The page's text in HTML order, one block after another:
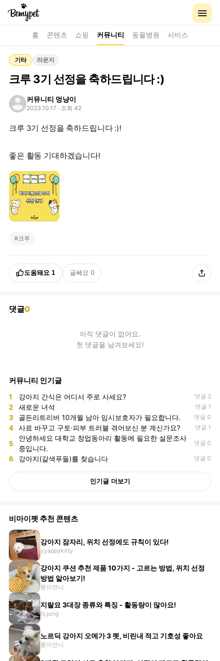
홈 콘텐츠 쇼핑 커뮤니티 동물병원 서비스
기타 라운지
크루 3기 선정을 축하드립니다 :)
커뮤니티 멍냥이
2023.10.17 · 조회 42
크루 3기 선정을 축하드립니다 :)!
좋은 활동 기대하겠습니다!
# 크루
도움돼요 1 글쎄요 0
댓글0
아직 댓글이 없어요.
첫 댓글을 남겨보세요!
커뮤니티 인기글
1 강아지 간식은 어디서 주로 사세요? 댓글 2
2 새로운 녀석 댓글 1
3 골든리트리버 10개월 남아 임시보호자가 필요합니다. 댓글 0
4 사료 바꾸고 구토·피부 트러블 겪어보신 분 계신가요? 댓글 1
5
안녕하세요 대학교 창업동아리 활동에 필요한 설문조사
중입니다.
댓글 0
6 강아지(갈색푸들)를 찾습니다 댓글 0
인기글 더보기
비마이펫 추천 콘텐츠
강아지 잠자리, 위치 선정에도 규칙이 있다!
yyappykitty
강아지 쿠션 추천 제품 10가지 - 고르는 방법, 위치 선정
방법 알아보기!
몽이언니
지랄묘 3대장 종류와 특징 - 활동량이 많아요!
hj.jung
노르딕 강아지 오메가 3 펫, 비린내 적고 기호성 좋아요
몽이언니